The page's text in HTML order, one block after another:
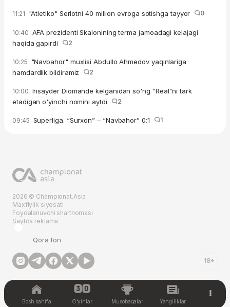
11:21 "Atletiko" Serlotni 40 million evroga sotishga tayyor 0
10:40 AFA prezidenti Skalonining terma jamoadagi kelajagi
haqida gapirdi
2
10:25 "Navbahor" muxlisi Abdullo Ahmedov yaqinlariga
hamdardlik bildiramiz
2
10:00 Insayder Diomande kelganidan so'ng "Real"ni tark
etadigan o'yinchi nomini aytdi
2
09:45 Superliga. “Surxon” – “Navbahor” 0:1 1
2026 © Championat.Asia
Maxfiylik siyosati
Foydalanuvchi shartnomasi
Saytda reklama
Qora fon
18+
Bosh sahifa O'yinlar Musobaqalar Yangiliklar